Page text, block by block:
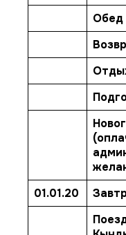
Обед
01.01.20